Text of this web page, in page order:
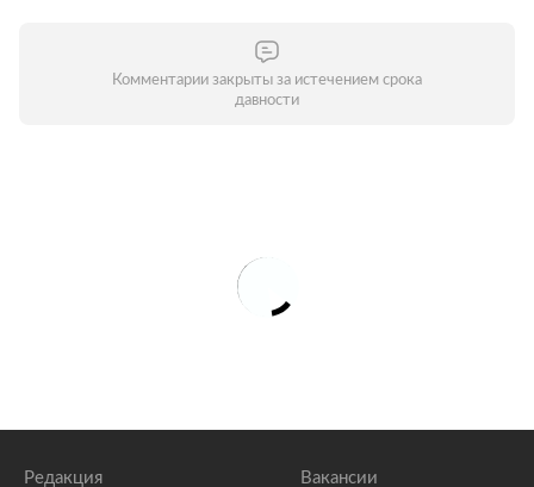
Комментарии закрыты за истечением срока
давности
Редакция Вакансии